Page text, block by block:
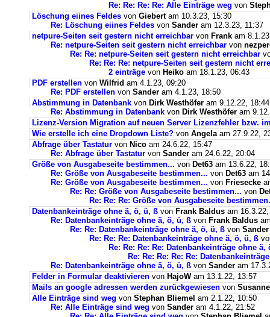
Re: Re: Re: Re: Alle Einträge weg von
Löschung eiines Feldes von Giebertam 10.3.23, 15:30
Re: Löschung eiines Feldes von Sander am 12.3.23, 11:37
netpure-Seiten seit gestern nicht erreichbar von Frank am
Re: netpure-Seiten seit gestern nicht erreichbar von
Re: Re: netpure-Seiten seit gestern nicht erreichbar
Re: Re: Re: netpure-Seiten seit gestern nicht
2 einträge von Heiko am 18.1.23, 06:43
PDF erstellen von Wilfrid am 4.1.23, 09:20
Re: PDF erstellen von Sander am 4.1.23, 18:50
Abstimmung in Datenbank von Dirk Westhöfer am 9.12.22, 18:44
Re: Abstimmung in Datenbank von Dirk Westhöfer am
Lizenz-Version Migration auf neuen Server Lizenzfehler bzw.
Wie erstelle ich eine Dropdown Liste? von Angela am 27.9.22,
Abfrage über Tastatur von Nico am 24.6.22, 15:47
Re: Abfrage über Tastatur von Sander am 24.6.22, 20:04
Größe von Ausgabeseite bestimmen... von Det63 am 13.6.22,
Re: Größe von Ausgabeseite bestimmen... von Det63 am
Re: Größe von Ausgabeseite bestimmen... von Friesecke
Re: Re: Größe von Ausgabeseite bestimmen... von
Re: Re: Re: Größe von Ausgabeseite
Datenbankeinträge ohne ä, ö, ü, ß von Frank Baldus am
Re: Datenbankeinträge ohne ä, ö, ü, ß von Frank Baldus
Re: Re: Datenbankeinträge ohne ä, ö, ü, ß von Sander
Re: Re: Re: Datenbankeinträge ohne ä, ö, ü, ß
Re: Re: Re: Re: Datenbankeinträge ohne ä,
Re: Re: Re: Re: Re:
Re: Datenbankeinträge ohne ä, ö, ü, ß von Sander am
Felder in Formular deaktivieren von HajoWam 13.1.22, 13:57
Mails an google adressen werden zurückgewiesen von Susanne
Alle Einträge sind weg von Stephan Bliemel am 2.1.22, 10:50
Re: Alle Einträge sind weg von Sander am 4.1.22, 21:52